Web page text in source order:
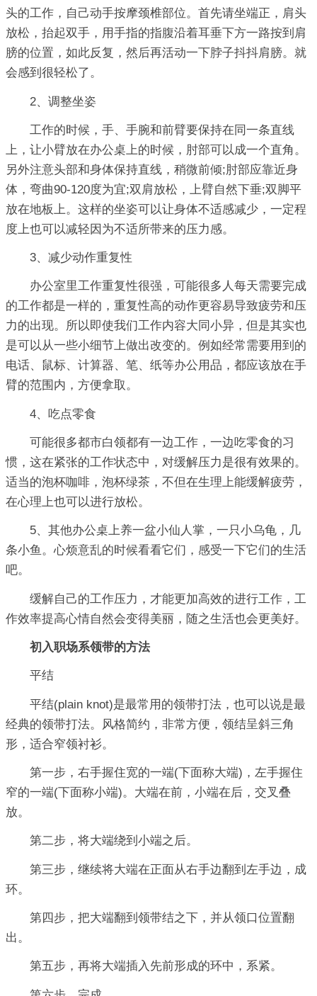
头的工作，自己动手按摩颈椎部位。首先请坐端正，肩头
放松，抬起双手，用手指的指腹沿着耳垂下方一路按到肩
膀的位置，如此反复，然后再活动一下脖子抖抖肩膀。就
会感到很轻松了。
2、调整坐姿
工作的时候，手、手腕和前臂要保持在同一条直线
上，让小臂放在办公桌上的时候，肘部可以成一个直角。
另外注意头部和身体保持直线，稍微前倾;肘部应靠近身
体，弯曲90-120度为宜;双肩放松，上臂自然下垂;双脚平
放在地板上。这样的坐姿可以让身体不适感减少，一定程
度上也可以减轻因为不适所带来的压力感。
3、减少动作重复性
办公室里工作重复性很强，可能很多人每天需要完成
的工作都是一样的，重复性高的动作更容易导致疲劳和压
力的出现。所以即使我们工作内容大同小异，但是其实也
是可以从一些小细节上做出改变的。例如经常需要用到的
电话、鼠标、计算器、笔、纸等办公用品，都应该放在手
臂的范围内，方便拿取。
4、吃点零食
可能很多都市白领都有一边工作，一边吃零食的习
惯，这在紧张的工作状态中，对缓解压力是很有效果的。
适当的泡杯咖啡，泡杯绿茶，不但在生理上能缓解疲劳，
在心理上也可以进行放松。
5、其他办公桌上养一盆小仙人掌，一只小乌龟，几
条小鱼。心烦意乱的时候看看它们，感受一下它们的生活
吧。
缓解自己的工作压力，才能更加高效的进行工作，工
作效率提高心情自然会变得美丽，随之生活也会更美好。
初入职场系领带的方法
平结
平结(plain knot)是最常用的领带打法，也可以说是最
经典的领带打法。风格简约，非常方便，领结呈斜三角
形，适合窄领衬衫。
第一步，右手握住宽的一端(下面称大端)，左手握住
窄的一端(下面称小端)。大端在前，小端在后，交叉叠
放。
第二步，将大端绕到小端之后。
第三步，继续将大端在正面从右手边翻到左手边，成
环。
第四步，把大端翻到领带结之下，并从领口位置翻
出。
第五步，再将大端插入先前形成的环中，系紧。